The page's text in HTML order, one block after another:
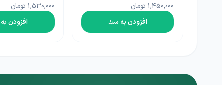
1,530,000 تومان
افزودن به سبد
730,000 تومان
افزودن